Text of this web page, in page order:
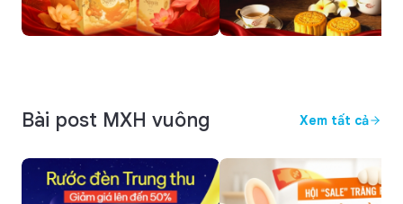
Bài post MXH vuông Xem tất cả